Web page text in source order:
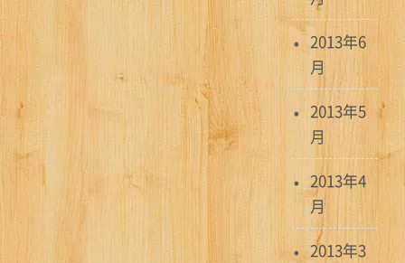
2013年6
月
2013年5
月
2013年4
月
2013年3